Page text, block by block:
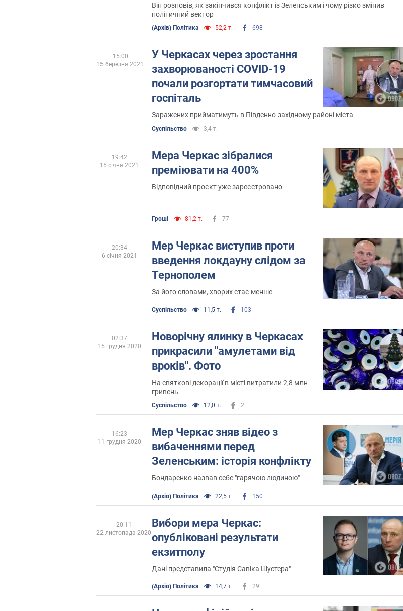
Він розповів, як закінчився конфлікт із Зеленським і чому різко змінив
політичний вектор
(Архів) Політика 52,2 т. 698
У Черкасах через зростання
захворюваності COVID-19
почали розгортати тимчасовий
госпіталь
Заражених прийматимуть в Південно-західному районі міста
Суспільство 3,4 т.
15:00
15 березня 2021
Мера Черкас зібралися
преміювати на 400%
Відповідний проєкт уже зареєстровано
Гроші 81,2 т. 77
19:42
15 січня 2021
Мер Черкас виступив проти
введення локдауну слідом за
Тернополем
За його словами, хворих стає менше
Суспільство 11,5 т. 103
20:34
6 січня 2021
Новорічну ялинку в Черкасах
прикрасили "амулетами від
вроків". Фото
На святкові декорації в місті витратили 2,8 млн
гривень
Суспільство 12,0 т. 2
02:37
15 грудня 2020
Мер Черкас зняв відео з
вибаченнями перед
Зеленським: історія конфлікту
Бондаренко назвав себе "гарячою людиною"
(Архів) Політика 22,5 т. 150
16:23
11 грудня 2020
Вибори мера Черкас:
опубліковані результати
екзитполу
Дані представила "Студія Савіка Шустера"
(Архів) Політика 14,7 т. 29
20:11
22 листопада 2020